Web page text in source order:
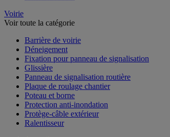
Voirie
Barrière de voirie
Déneigement
Fixation pour panneau de signalisation
Glissière
Panneau de signalisation routière
Plaque de roulage chantier
Poteau et borne
Protection anti-inondation
Protège-câble extérieur